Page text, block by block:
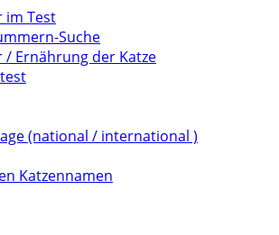
im Test
Suche
/ Ernährung der Katze
(national / international )
Katzennamen